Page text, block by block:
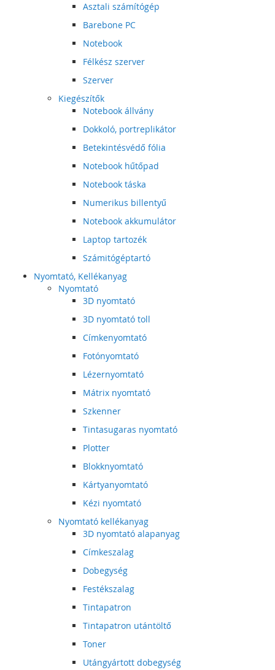
Asztali számítógép
Barebone PC
Notebook
Félkész szerver
Szerver
Kiegészítők
Notebook állvány
Dokkoló, portreplikátor
Betekintésvédő fólia
Notebook hűtőpad
Notebook táska
Numerikus billentyű
Notebook akkumulátor
Laptop tartozék
Számitógéptartó
Nyomtató, Kellékanyag
Nyomtató
3D nyomtató
3D nyomtató toll
Címkenyomtató
Fotónyomtató
Lézernyomtató
Mátrix nyomtató
Szkenner
Tintasugaras nyomtató
Plotter
Blokknyomtató
Kártyanyomtató
Kézi nyomtató
Nyomtató kellékanyag
3D nyomtató alapanyag
Címkeszalag
Dobegység
Festékszalag
Tintapatron
Tintapatron utántöltő
Toner
Utángyártott dobegység